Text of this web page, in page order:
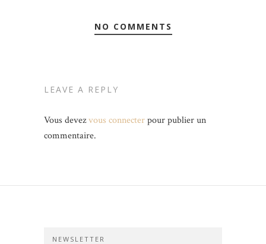
NO COMMENTS
LEAVE A REPLY
Vous devezvous connecterpour publier un
commentaire.
NEWSLETTER